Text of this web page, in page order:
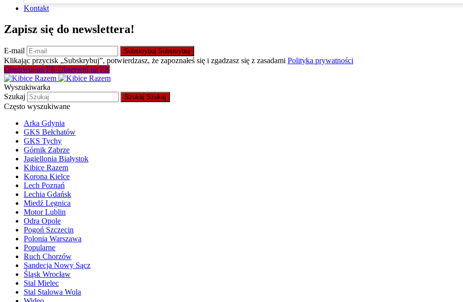
Kontakt
Zapisz się do newslettera!
E-mail Subskrybuj Subskrybuj
Klikając przycisk „Subskrybuj”, potwierdzasz, że zapoznałeś się i zgadzasz się z zasadami Polityka prywatności
Obserwuj na FB Obserwuj na FB
Wyszukiwarka
Szukaj
Szukaj Szukaj
Często wyszukiwane
Arka Gdynia
GKS Bełchatów
GKS Tychy
Górnik Zabrze
Jagiellonia Białystok
Kibice Razem
Korona Kielce
Lech Poznań
Lechia Gdańsk
Miedź Legnica
Motor Lublin
Odra Opole
Pogoń Szczecin
Polonia Warszawa
Popularne
Ruch Chorzów
Sandecja Nowy Sącz
Śląsk Wrocław
Stal Mielec
Stal Stalowa Wola